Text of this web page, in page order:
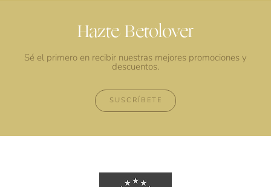
Hazte Betolover
Sé el primero en recibir nuestras mejores promociones y
descuentos.
SUSCRÍBETE